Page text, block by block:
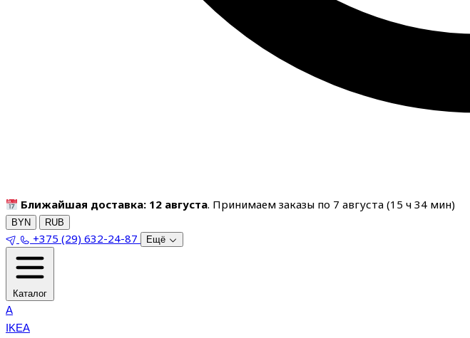
Ближайшая доставка: 12 августа. Принимаем заказы по 7 августа (15 ч34 мин)
BYN RUB
+375 (29) 632-24-87 Ещё
Каталог
A
IKEA